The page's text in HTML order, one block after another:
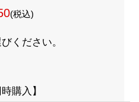
(税込)
ください。
時購入】